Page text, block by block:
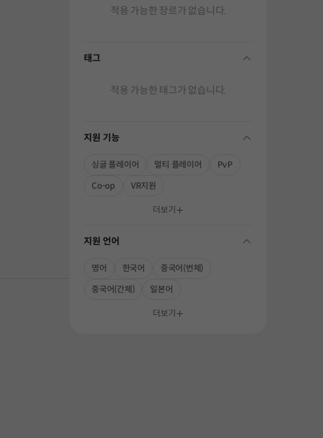
적용 가능한 장르가 없습니다.
태그 folding
적용 가능한 태그가 없습니다.
지원 기능 folding
싱글 플레이어 멀티 플레이어
PvP
Co-op
VR지원
더보기
지원 언어 folding
영어 한국어
중국어(번체)
중국어(간체)
일본어
더보기